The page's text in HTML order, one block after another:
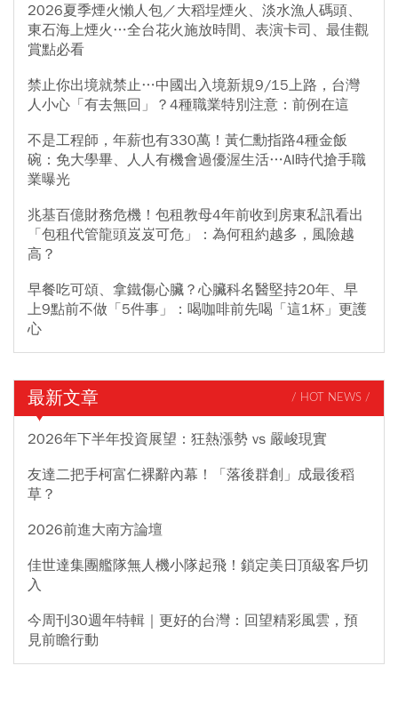
2026夏季煙火懶人包／大稻埕煙火、淡水漁人碼頭、
東石海上煙火…全台花火施放時間、表演卡司、最佳觀
賞點必看
禁止你出境就禁止…中國出入境新規9/15上路，台灣
人小心「有去無回」？4種職業特別注意：前例在這
不是工程師，年薪也有330萬！黃仁勳指路4種金飯
碗：免大學畢、人人有機會過優渥生活…AI時代搶手職
業曝光
兆基百億財務危機！包租教母4年前收到房東私訊看出
「包租代管龍頭岌岌可危」：為何租約越多，風險越
高？
早餐吃可頌、拿鐵傷心臟？心臟科名醫堅持20年、早
上9點前不做「5件事」：喝咖啡前先喝「這1杯」更護
心
最新文章 / HOT NEWS /
2026年下半年投資展望：狂熱漲勢 vs 嚴峻現實
友達二把手柯富仁裸辭內幕！「落後群創」成最後稻
草？
2026前進大南方論壇
佳世達集團艦隊無人機小隊起飛！鎖定美日頂級客戶切
入
今周刊30週年特輯｜更好的台灣：回望精彩風雲，預
見前瞻行動